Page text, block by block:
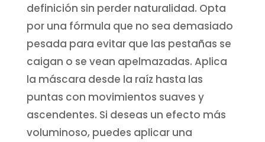
definición sin perder naturalidad. Opta
por una fórmula que no sea demasiado
pesada para evitar que las pestañas se
caigan o se vean apelmazadas. Aplica
la máscara desde la raíz hasta las
puntas con movimientos suaves y
ascendentes. Si deseas un efecto más
voluminoso, puedes aplicar una